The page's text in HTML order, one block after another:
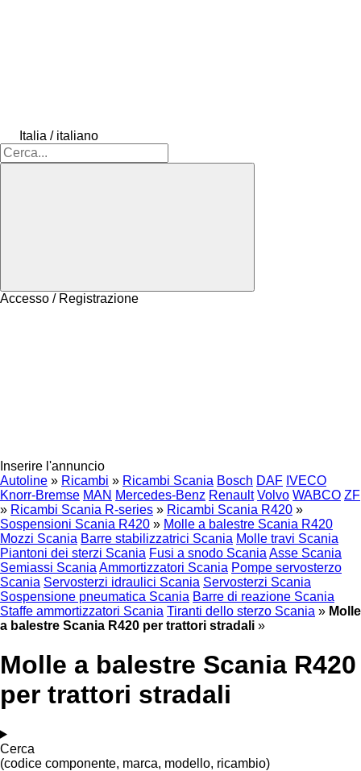
Italia / italiano
Accesso / Registrazione
Inserire l'annuncio
Autoline » Ricambi » Ricambi Scania Bosch DAF IVECO
Knorr-Bremse MAN Mercedes-Benz Renault Volvo WABCO ZF
» Ricambi Scania R-series » Ricambi Scania R420 »
Sospensioni Scania R420 » Molle a balestre Scania R420
Mozzi Scania Barre stabilizzatrici Scania Molle travi Scania
Piantoni dei sterzi Scania Fusi a snodo Scania Asse Scania
Semiassi Scania Ammortizzatori Scania Pompe servosterzo
Scania Servosterzi idraulici Scania Servosterzi Scania
Sospensione pneumatica Scania Barre di reazione Scania
Staffe ammortizzatori Scania Tiranti dello sterzo Scania » Molle
a balestre Scania R420 per trattori stradali »
Molle a balestre Scania R420
per trattori stradali
Cerca
(codice componente, marca, modello, ricambio)